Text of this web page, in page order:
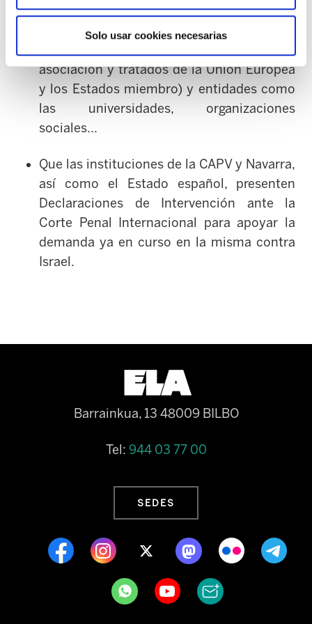
Solo usar cookies necesarias
se opongan al genocidio en Palestina, por
parte de las empresas, instituciones
locales, estatales y europeas (acuerdos de
asociación y tratados de la Unión Europea
y los Estados miembro) y entidades como
las universidades, organizaciones
sociales...
Que las instituciones de la CAPV y Navarra,
así como el Estado español, presenten
Declaraciones de Intervención ante la
Corte Penal Internacional para apoyar la
demanda ya en curso en la misma contra
Israel.
Barrainkua, 13 48009 BILBO
Tel: 944 03 77 00
SEDES